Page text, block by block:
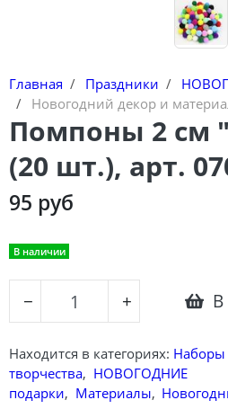
Главная Праздники
Новогодний декор и
Помпоны 2 см
(20 шт.), арт.
95 руб
В наличии
− + В
Находится в категориях: Наборы
творчества, НОВОГОДНИЕ
подарки, Материалы,